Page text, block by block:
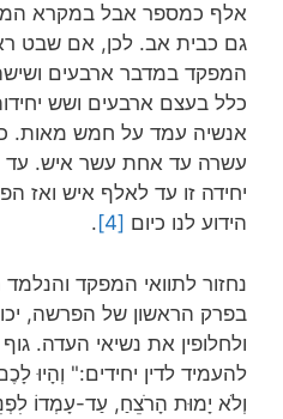
אלף כמספר אבל במקרא
גם כבית אב. לכן, אם שבט
המפקד במדבר ארבעים
כלל בעצם ארבעים ושש
אנשיה עמד על חמש מאות.
עשרה עד אחת עשר איש. עד
יחידה זו עד לאלף איש ואז
הידוע לנו כיום [4]
.
נחזור לתוואי המפקד
בפרק הראשון של הפרשה,
ולחלופין את נשיאי העדה.
להעמיד לדין יחידים:" וְהָיוּ
וְלֹא יָמוּת הָרֹצֵחַ, עַד-עָמְדוֹ